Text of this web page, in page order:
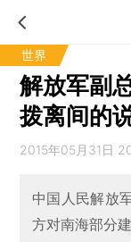
世界
解放军副
拨离间的
2015年05月31日
中国人民解放
方对南海部分